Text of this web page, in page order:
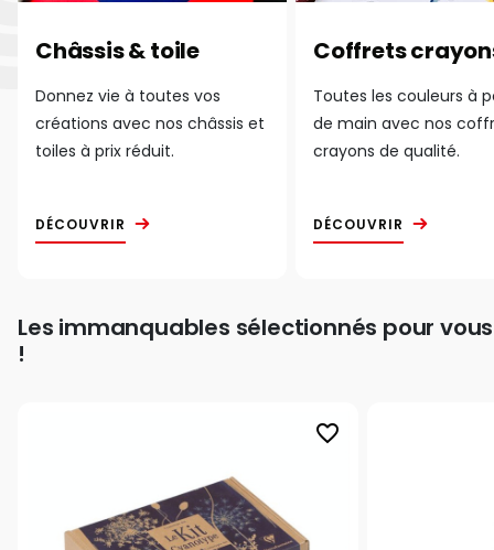
Châssis & toile
Donnez vie à toutes vos
créations avec nos châssis et
toiles à prix réduit.
DÉCOUVRIR
Coffrets
Toutes les couleurs à
de main avec nos
crayons de qualité.
DÉCOUVRIR
Les immanquables sélectionnés pour vous
!
favorite_border